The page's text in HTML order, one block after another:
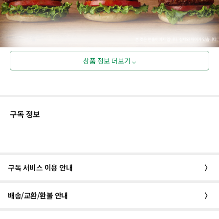
상품 정보 더보기 ⌵
구독 정보
구독 서비스 이용 안내 〉
배송/교환/환불 안내 〉